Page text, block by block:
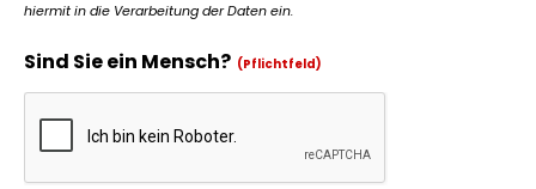
hiermit in die Verarbeitung der Daten ein.
Sind Sie ein Mensch? (Pflichtfeld)